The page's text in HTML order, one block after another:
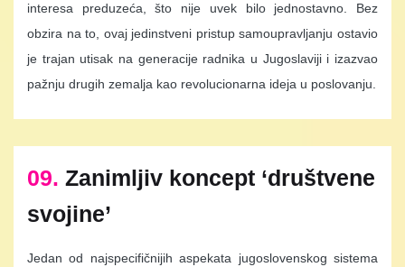
interesa preduzeća, što nije uvek bilo jednostavno. Bez
obzira na to, ovaj jedinstveni pristup samoupravljanju ostavio
je trajan utisak na generacije radnika u Jugoslaviji i izazvao
pažnju drugih zemalja kao revolucionarna ideja u poslovanju.
09. Zanimljiv koncept ‘društvene
svojine’
Jedan od najspecifičnijih aspekata jugoslovenskog sistema